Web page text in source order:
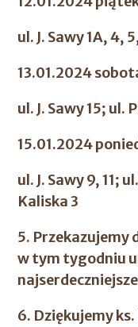
ul. J. Sawy 1A, 4,
13.01.2024
ul. J. Sawy 15; ul.
15.01.2024
ul. J. Sawy 9, 11;
Kaliska 3
5. Przekazujemy
w tym tygodniu
6. Dziękujemy